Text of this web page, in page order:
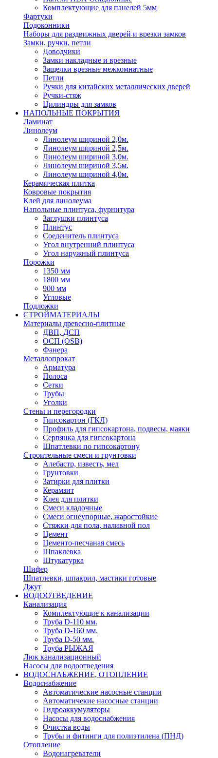
Комплектующие для панелей 5мм
Фартуки
Подоконники
Наборы для раздвижных дверей и врезки замков
Замки, ручки, петли
Доводчики
Замки накладные и врезные
Защелки врезные межкомнатные
Петли
Ручки для китайских металлических дверей
Ручки-стяж
Цилиндры для замков
НАПОЛЬНЫЕ ПОКРЫТИЯ
Ламинат
Линолеум
Линолеум шириной 2,0м.
Линолеум шириной 2,5м.
Линолеум шириной 3,0м.
Линолеум шириной 3,5м.
Линолеум шириной 4,0м.
Керамическая плитка
Ковровые покрытия
Клей для линолеума
Напольные плинтуса, фурнитура
Заглушки плинтуса
Плинтус
Соеденитель плинтуса
Угол внутренний плинтуса
Угол наружный плинтуса
Порожки
1350 мм
1800 мм
900 мм
Угловые
Подложки
СТРОЙМАТЕРИАЛЫ
Материалы древесно-плитные
ДВП, ДСП
ОСП (OSB)
Фанера
Металлопрокат
Арматура
Полоса
Сетки
Трубы
Уголки
Стены и перегородки
Гипсокартон (ГКЛ)
Профиль для гипсокартона, подвесы, маяки
Серпянка для гипсокартона
Шпатлевки по гипсокартону
Строительные смеси и грунтовки
Алебастр, известь, мел
Грунтовки
Затирки для плитки
Керамзит
Клея для плитки
Смеси кладочные
Смеси огнеупорные, жаростойкие
Стяжки для пола, наливной пол
Цемент
Цементо-песчаная смесь
Шпаклевка
Штукатурка
Шифер
Шпатлевки, шпакрил, мастики готовые
Джут
ВОДООТВЕДЕНИЕ
Канализация
Комплектующие к канализации
Труба D-110 мм.
Труба D-160 мм.
Труба D-50 мм.
Труба РЫЖАЯ
Люк канализационный
Насосы для водоотведения
ВОДОСНАБЖЕНИЕ, ОТОПЛЕНИЕ
Водоснабжение
Автоматичеcкие насосные станции
Автоматичекие насосные станции
Гидроаккумуляторы
Насосы для водоснабжения
Очистка воды
Трубы и фитинги для полиэтилена (ПНД)
Отопление
Водонагреватели